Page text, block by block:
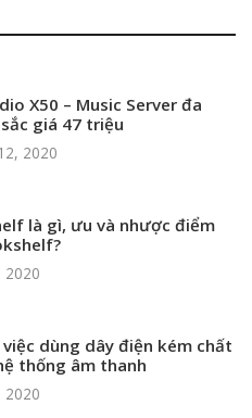
X50 – Music Server đa
giá 47 triệu
2020
là gì, ưu và nhược điểm
2020
việc dùng dây điện kém chất
thống âm thanh
2020